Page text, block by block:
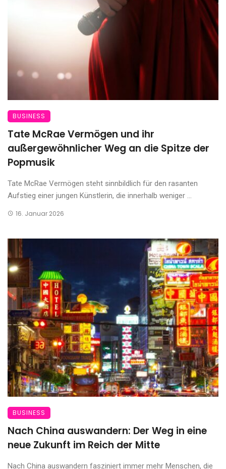
BUSINESS
Tate McRae Vermögen und ihr
außergewöhnlicher Weg an die Spitze der
Popmusik
Tate McRae Vermögen steht sinnbildlich für den rasanten
Aufstieg einer jungen Künstlerin, die innerhalb weniger ...
16. Januar 2026
BUSINESS
Nach China auswandern: Der Weg in eine
neue Zukunft im Reich der Mitte
Nach China auswandern fasziniert immer mehr Menschen, die